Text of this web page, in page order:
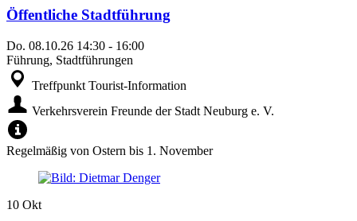
Öffentliche Stadtführung
Do. 08.10.26 14:30 - 16:00
Führung, Stadtführungen
Treffpunkt Tourist-Information
Verkehrsverein Freunde der Stadt Neuburg e. V.
Regelmäßig von Ostern bis 1. November
10 Okt